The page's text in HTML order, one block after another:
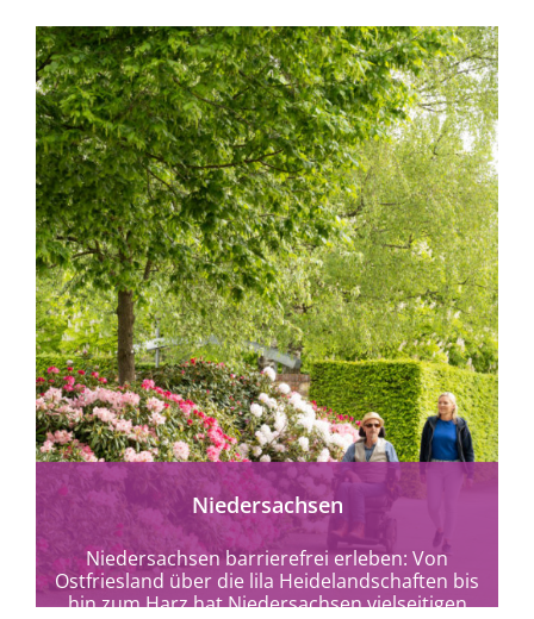
mehr erfahren
Niedersachsen
Niedersachsen barrierefrei erleben: Von
Ostfriesland über die lila Heidelandschaften bis
hin zum Harz hat Niedersachsen vielseitigen